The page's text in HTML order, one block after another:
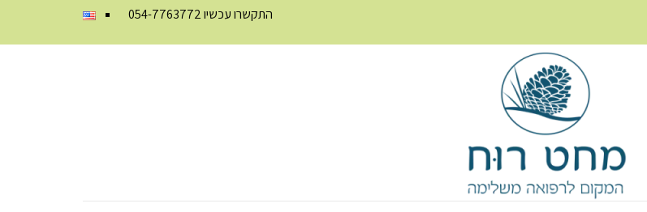
התקשרו עכשיו054-7763772